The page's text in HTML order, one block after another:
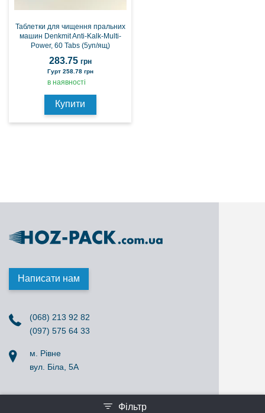
Фільтр
Таблетки для чищення пральних
машин Denkmit Anti-Kalk-Multi-
Power, 60 Tabs (5уп/ящ)
283.75 грн
Гурт 258.78 грн
в наявності
Купити
Написати нам
(068) 213 92 82
(097) 575 64 33
м. Рівне
вул. Біла, 5А